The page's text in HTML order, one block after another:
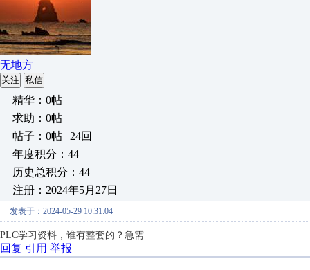
无地方
关注 私信
精华：0帖
求助：0帖
帖子：0帖 | 24回
年度积分：44
历史总积分：44
注册：2024年5月27日
发表于：2024-05-29 10:31:04
PLC学习资料，谁有整套的？急需
回复 引用 举报